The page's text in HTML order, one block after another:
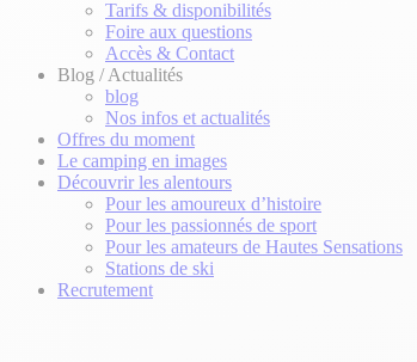
Tarifs & disponibilités
Foire aux questions
Accès & Contact
Blog / Actualités
blog
Nos infos et actualités
Offres du moment
Le camping en images
Découvrir les alentours
Pour les amoureux d’histoire
Pour les passionnés de sport
Pour les amateurs de Hautes Sensations
Stations de ski
Recrutement